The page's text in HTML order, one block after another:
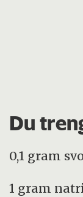
Du
0,1 gram
1 gram